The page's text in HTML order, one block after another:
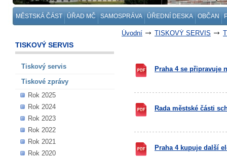
MĚSTSKÁ ČÁST ÚŘAD MČ SAMOSPRÁVA ÚŘEDNÍ DESKA OBČAN
Úvodní TISKOVÝ SERVIS
TISKOVÝ SERVIS
Tiskový servis
Tiskové zprávy
Rok 2025
Rok 2024
Rok 2023
Rok 2022
Rok 2021
Rok 2020
Praha 4 se připravuje
Rada městské části
Praha 4 kupuje další